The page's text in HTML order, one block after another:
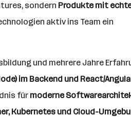
sondern Produkte mit
aktiv ins Team ein
und mehrere Jahre
im Backend und React/
für moderne
Kubernetes und Cloud-